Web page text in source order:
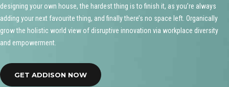
designing your own house, the hardest thing is to finish it, as you’re always
adding your next favourite thing, and finally there’s no space left. Organically
grow the holistic world view of disruptive innovation via workplace diversity
and empowerment.
GET ADDISON NOW